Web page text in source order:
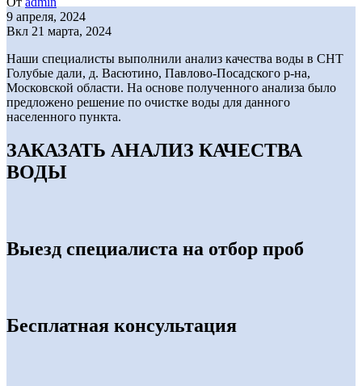
9 апреля, 2024
Вкл 21 марта, 2024
Наши специалисты выполнили анализ качества воды в СНТ
Голубые дали, д. Васютино, Павлово-Посадского р-на,
Московской области. На основе полученного анализа было
предложено решение по очистке воды для данного
населенного пункта.
ЗАКАЗАТЬ АНАЛИЗ КАЧЕСТВА
ВОДЫ
Выезд специалиста на отбор проб
Бесплатная консультация